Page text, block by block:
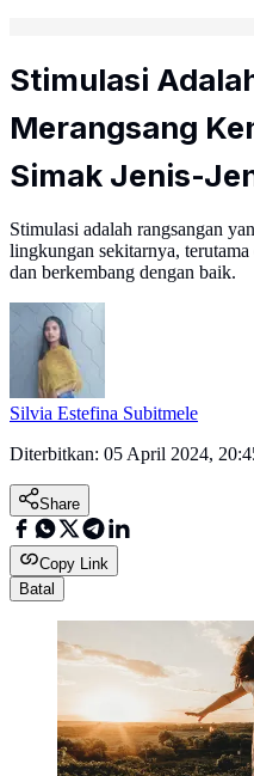
Stimulasi
Merangsang
Simak Jenis-
Stimulasi adalah rangsangan
lingkungan sekitarnya,
dan berkembang dengan baik.
Silvia Estefina Subitmele
Diterbitkan: 05 April 2024,
Share
Copy Link
Batal